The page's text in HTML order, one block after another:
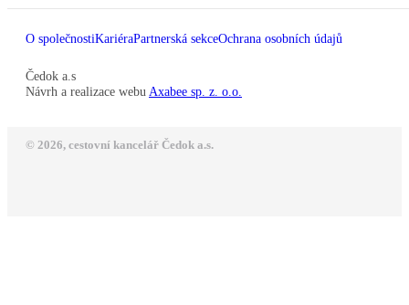
O společnostiKariéraPartnerská sekceOchrana osobních údajů
Čedok a.s
Návrh a realizace webu Axabee sp. z. o.o.
© 2026, cestovní kancelář Čedok a.s.